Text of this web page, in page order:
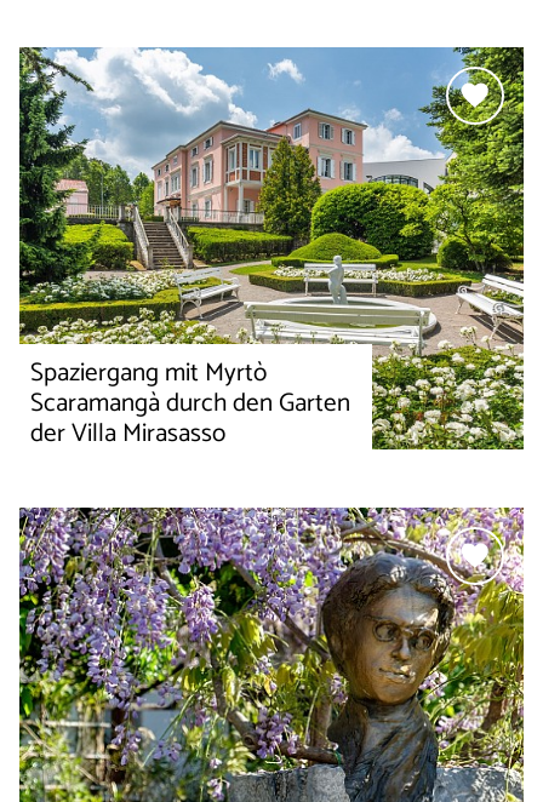
Spaziergang mit Myrtò
Scaramangà durch den Garten
der Villa Mirasasso